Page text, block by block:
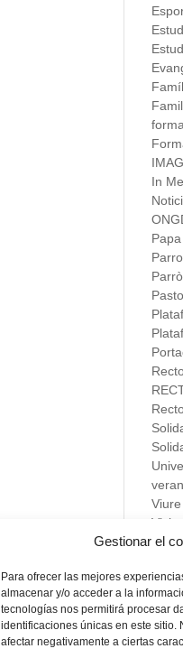
Gestionar el
Para ofrecer las mejores
almacenar y/o acceder a la
tecnologías nos permitirá procesar
identificaciones únicas en este sitio.
afectar negativamente a ciertas
In
Papa
Vivir
Meta